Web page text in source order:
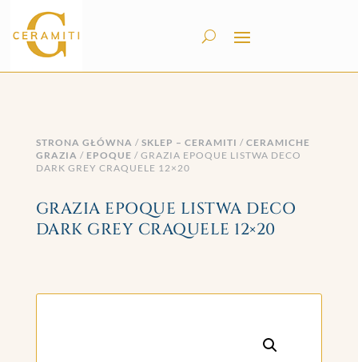
STRONA GŁÓWNA / SKLEP – CERAMITI / CERAMICHE
GRAZIA / EPOQUE / GRAZIA EPOQUE LISTWA DECO
DARK GREY CRAQUELE 12×20
GRAZIA EPOQUE LISTWA DECO
DARK GREY CRAQUELE 12×20